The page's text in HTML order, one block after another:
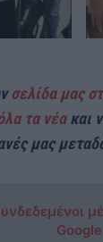
σελίδα μας
τα νέακαι
μας
Google